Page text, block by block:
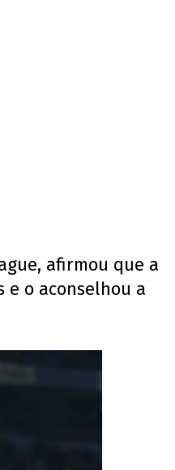
afirmou que a
e o aconselhou a